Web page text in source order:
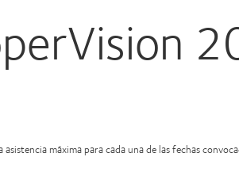
máxima para cada una de las fechas